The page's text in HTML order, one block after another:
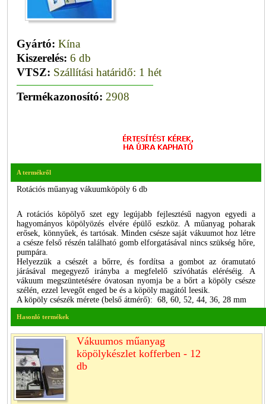
Gyártó: Kína
Kiszerelés: 6 db
VTSZ: Szállítási határidő: 1 hét
Termékazonosító: 2908
A termékről
Rotációs műanyag vákuumköpöly 6 db
A rotációs köpölyő szet egy legújabb fejlesztésű nagyon egyedi a
hagyományos köpölyözés elvére épülő eszköz. A műanyag poharak
erősek, könnyűek, és tartósak. Minden csésze saját vákuumot hoz létre
a csésze felső részén található gomb elforgatásával nincs szükség hőre,
pumpára.
Helyezzük a csészét a bőrre, és fordítsa a gombot az óramutató
járásával megegyező irányba a megfelelő szívóhatás eléréséig. A
vákuum megszüntetésére óvatosan nyomja be a bőrt a köpöly csésze
szélén, ezzel levegőt enged be és a köpöly magától leesik.
A köpöly csészék mérete (belső átmérő): 68, 60, 52, 44, 36, 28 mm
Hasonló termékek
Vákuumos műanyag
köpölykészlet kofferben - 12
db